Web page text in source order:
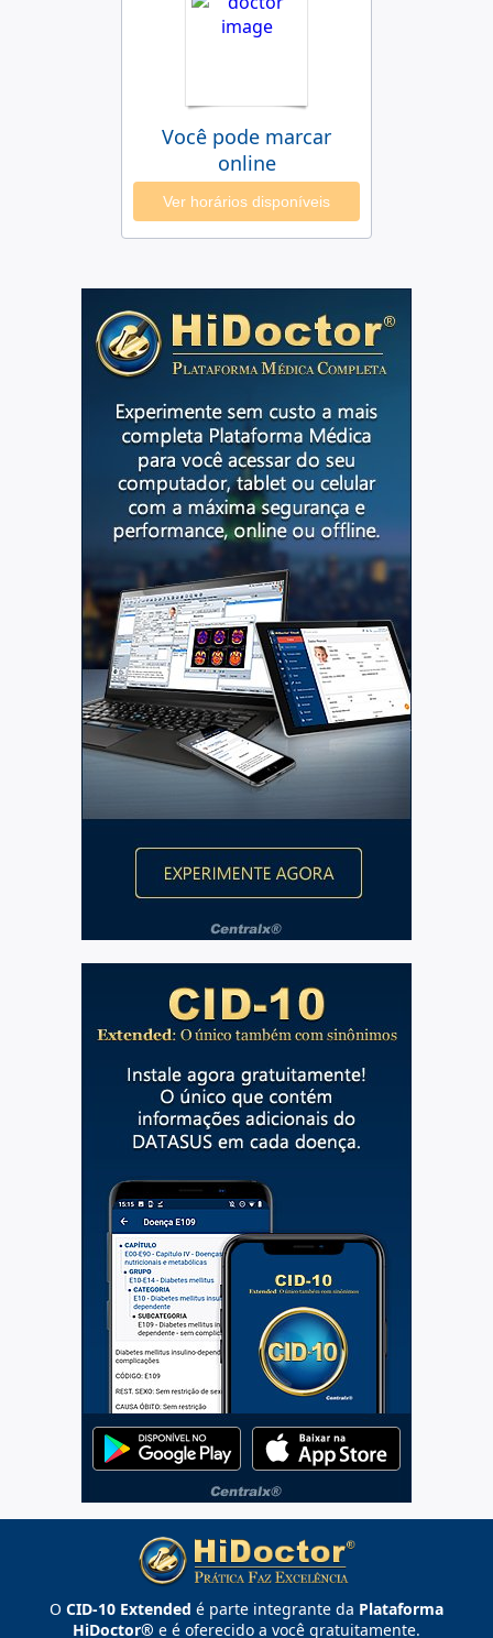
Você pode marcar
online
Ver horários disponíveis
O CID-10 Extended é parte integrante da Plataforma
HiDoctor® e é oferecido a você gratuitamente.